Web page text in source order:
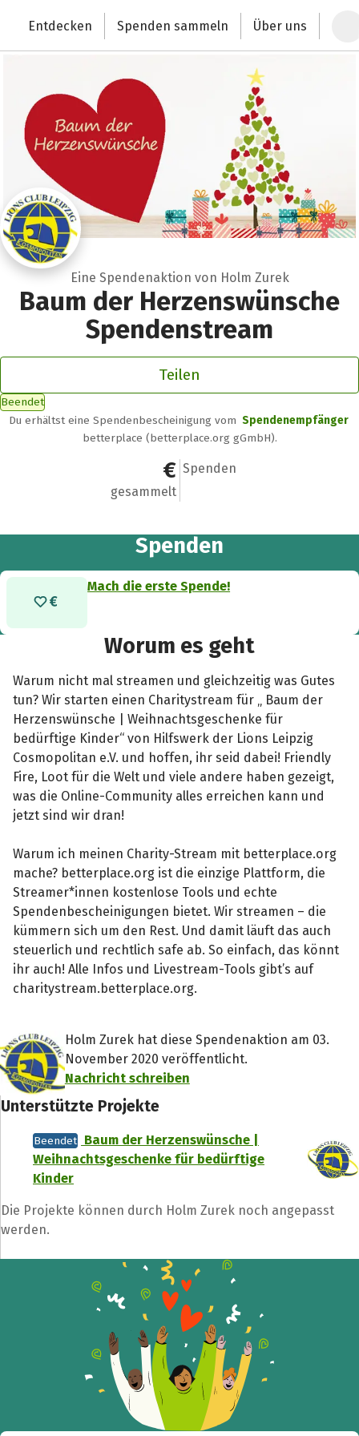
Deutschlands größte Spendenplattform
Entdecken Spenden sammeln Über uns
Eine Spendenaktion von Holm Zurek
Baum der Herzenswünsche
Spendenstream
Teilen
Beendet
Du erhältst eine Spendenbescheinigung vom Spendenempfänger
betterplace (betterplace.org gGmbH).
0 €
gesammelt
0
Spenden
Spenden
Mach die erste Spende!
Worum es geht
Warum nicht mal streamen und gleichzeitig was Gutes
tun? Wir starten einen Charitystream für „ Baum der
Herzenswünsche | Weihnachtsgeschenke für
bedürftige Kinder“ von Hilfswerk der Lions Leipzig
Cosmopolitan e.V. und hoffen, ihr seid dabei! Friendly
Fire, Loot für die Welt und viele andere haben gezeigt,
was die Online-Community alles erreichen kann und
jetzt sind wir dran!
Warum ich meinen Charity-Stream mit betterplace.org
mache? betterplace.org ist die einzige Plattform, die
Streamer*innen kostenlose Tools und echte
Spendenbescheinigungen bietet. Wir streamen – die
kümmern sich um den Rest. Und damit läuft das auch
steuerlich und rechtlich safe ab. So einfach, das könnt
ihr auch! Alle Infos und Livestream-Tools gibt’s auf
charitystream.betterplace.org.
Holm Zurek hat diese Spendenaktion am 03.
November 2020 veröffentlicht.
Nachricht schreiben
Unterstützte Projekte
Beendet Baum der Herzenswünsche |
Weihnachtsgeschenke für bedürftige
Kinder
Die Projekte können durch Holm Zurek noch angepasst
werden.